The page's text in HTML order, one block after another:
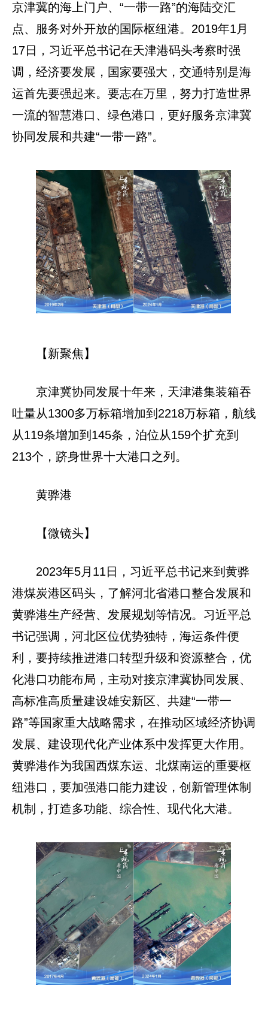
京津冀的海上门户、“一带一路”的海陆交汇
点、服务对外开放的国际枢纽港。2019年1月
17日，习近平总书记在天津港码头考察时强
调，经济要发展，国家要强大，交通特别是海
运首先要强起来。要志在万里，努力打造世界
一流的智慧港口、绿色港口，更好服务京津冀
协同发展和共建“一带一路”。
【新聚焦】
京津冀协同发展十年来，天津港集装箱吞
吐量从1300多万标箱增加到2218万标箱，航线
从119条增加到145条，泊位从159个扩充到
213个，跻身世界十大港口之列。
黄骅港
【微镜头】
2023年5月11日，习近平总书记来到黄骅
港煤炭港区码头，了解河北省港口整合发展和
黄骅港生产经营、发展规划等情况。习近平总
书记强调，河北区位优势独特，海运条件便
利，要持续推进港口转型升级和资源整合，优
化港口功能布局，主动对接京津冀协同发展、
高标准高质量建设雄安新区、共建“一带一
路”等国家重大战略需求，在推动区域经济协调
发展、建设现代化产业体系中发挥更大作用。
黄骅港作为我国西煤东运、北煤南运的重要枢
纽港口，要加强港口能力建设，创新管理体制
机制，打造多功能、综合性、现代化大港。